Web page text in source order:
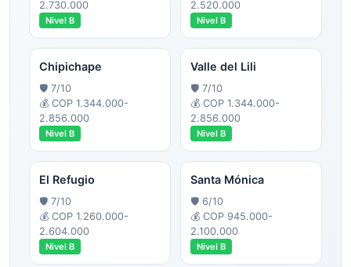
2.730.000
Nivel B
2.520.000
Nivel B
Chipichape
🛡️ 7/10
💰 COP 1.344.000-
2.856.000
Nivel B
Valle del Lili
🛡️ 7/10
💰 COP 1.344.000-
2.856.000
Nivel B
El Refugio
🛡️ 7/10
💰 COP 1.260.000-
2.604.000
Nivel B
Santa Mónica
🛡️ 6/10
💰 COP 945.000-
2.100.000
Nivel B